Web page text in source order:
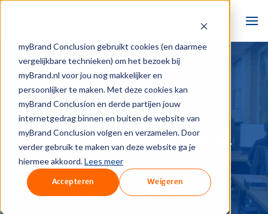
myBrand Conclusion gebruikt cookies (en daarmee
vergelijkbare technieken) om het bezoek bij
myBrand.nl voor jou nog makkelijker en
persoonlijker te maken. Met deze cookies kan
myBrand Conclusion en derde partijen jouw
internetgedrag binnen en buiten de website van
myBrand Conclusion volgen en verzamelen. Door
verder gebruik te maken van deze website ga je
hiermee akkoord.Lees meer
Accepteren Weigeren
Bij myBrand Conclusion
begint werk met aandacht.
We werken in het ritme van vandaag
en kijken vooruit naar morgen,
samen met klanten én collega’s.